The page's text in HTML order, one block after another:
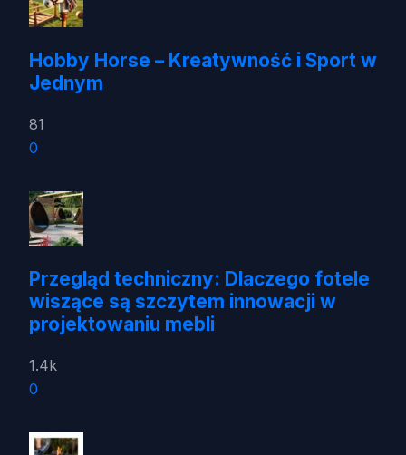
Hobby Horse – Kreatywność i Sport w
Jednym
81
0
Przegląd techniczny: Dlaczego fotele
wiszące są szczytem innowacji w
projektowaniu mebli
1.4k
0